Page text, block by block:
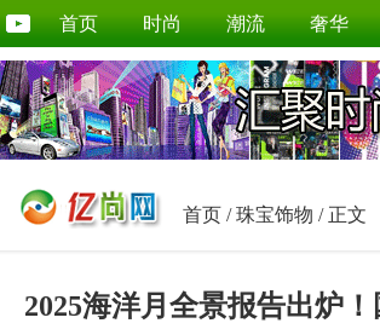
首页 时尚 潮流 奢华
首页 /珠宝饰物 / 正文
2025海洋月全景报告出炉